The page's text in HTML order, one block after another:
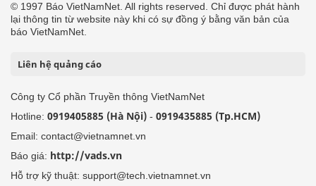
© 1997 Báo VietNamNet. All rights reserved. Chỉ được phát hành
lại thông tin từ website này khi có sự đồng ý bằng văn bản của
báo VietNamNet.
Liên hệ quảng cáo
Công ty Cổ phần Truyền thông VietNamNet
Hotline: 0919405885 (Hà Nội) - 0919435885 (Tp.HCM)
Email: contact@vietnamnet.vn
Báo giá: http://vads.vn
Hỗ trợ kỹ thuật: support@tech.vietnamnet.vn